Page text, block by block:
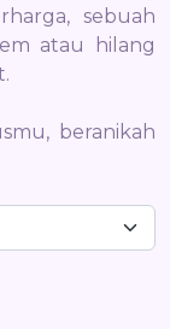
sebuah
atau hilang
beranikah